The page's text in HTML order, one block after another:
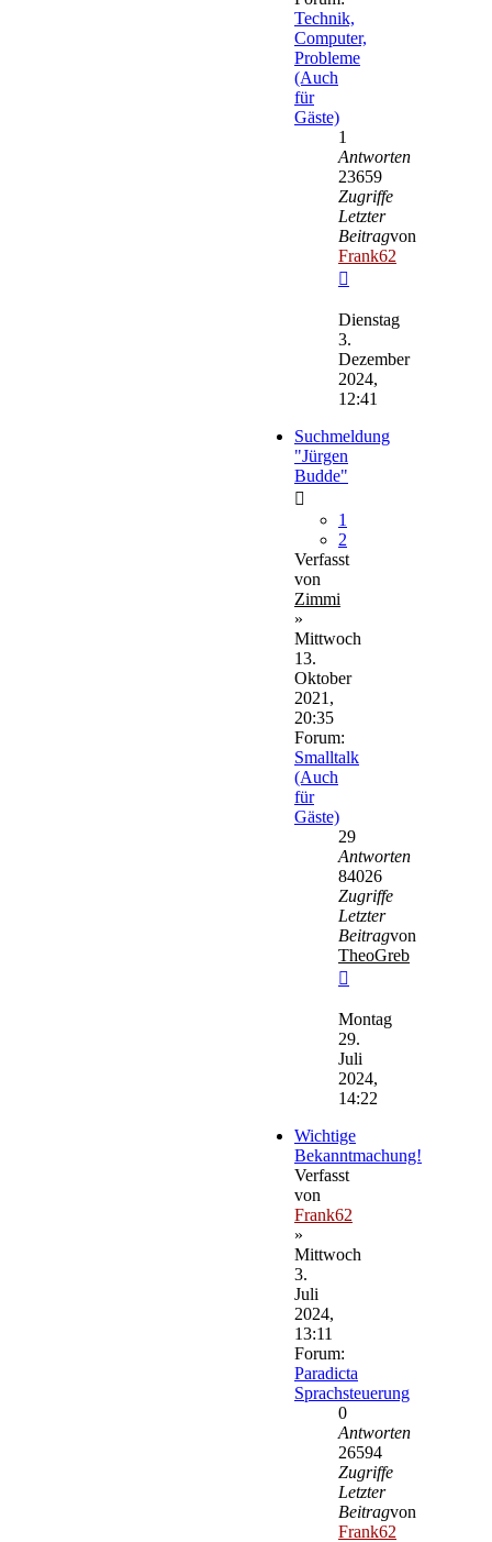
Technik,
Computer,
Probleme
(Auch
für
Gäste)
1
Antworten
23659
Zugriffe
Letzter
Beitragvon
Frank62
Beitrag
Dienstag
3.
Dezember
2024,
12:41
Suchmeldung
"Jürgen
Budde"
1
2
Verfasst
von
Zimmi
»
Mittwoch
13.
Oktober
2021,
20:35
Forum:
Smalltalk
(Auch
für
Gäste)
29
Antworten
84026
Zugriffe
Letzter
Beitragvon
TheoGreb
Beitrag
Montag
29.
Juli
2024,
14:22
Wichtige
Bekanntmachung!
Verfasst
von
Frank62
»
Mittwoch
3.
Juli
2024,
13:11
Forum:
Paradicta
Sprachsteuerung
0
Antworten
26594
Zugriffe
Letzter
Beitragvon
Frank62